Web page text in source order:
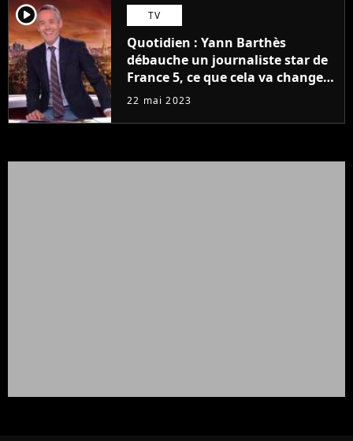
player2 TV
Quotidien : Yann Barthès
débauche un journaliste star de
France 5, ce que cela va changer
à la rentrée
22 mai 2023